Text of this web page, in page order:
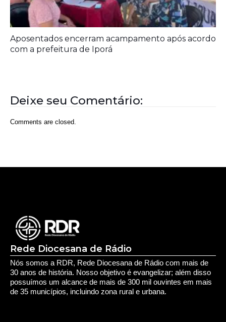
Aposentados encerram acampamento após acordo
com a prefeitura de Iporá
Deixe seu Comentário:
Comments are closed.
Rede Diocesana de Rádio
Nós somos a RDR, Rede Diocesana de Rádio com mais de
30 anos de história. Nosso objetivo é evangelizar; além disso
possuímos um alcance de mais de 300 mil ouvintes em mais
de 35 municípios, incluindo zona rural e urbana.